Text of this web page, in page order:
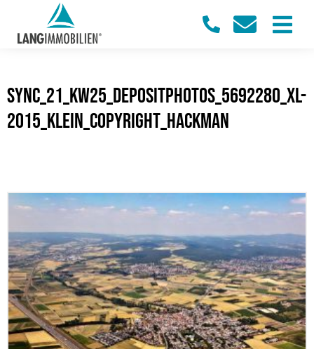
sync_21_KW25_Depositphotos_5692280_xl-
2015_klein_Copyright_Hackman